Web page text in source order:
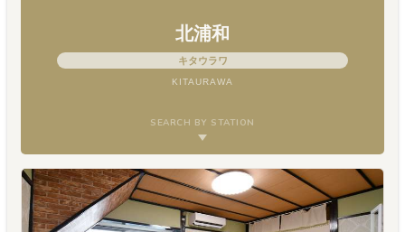
北浦和
キタウラワ
KITAURAWA
SEARCH BY STATION